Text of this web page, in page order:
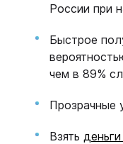
России при
Быстрое
чем в 89%
Прозрачные
Взять